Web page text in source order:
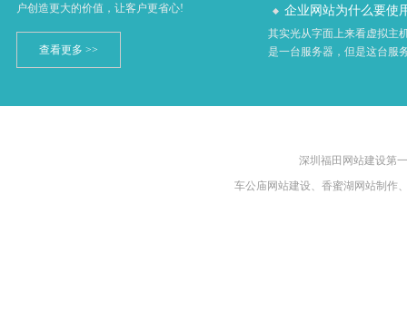
户创造更大的价值，让客户更省心!
查看更多 >>
企业网站为什么要使
其实光从字面上来看虚拟主
是一台服务器，但是这台服
深圳福田网站建设第
车公庙网站建设、香蜜湖网站制作